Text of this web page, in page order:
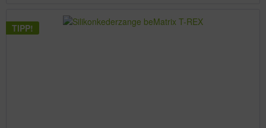
TIPP!